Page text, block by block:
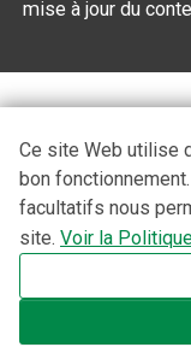
mise à jour du
Ce site Web utilise
bon
facultatifs nous
site. Voir la